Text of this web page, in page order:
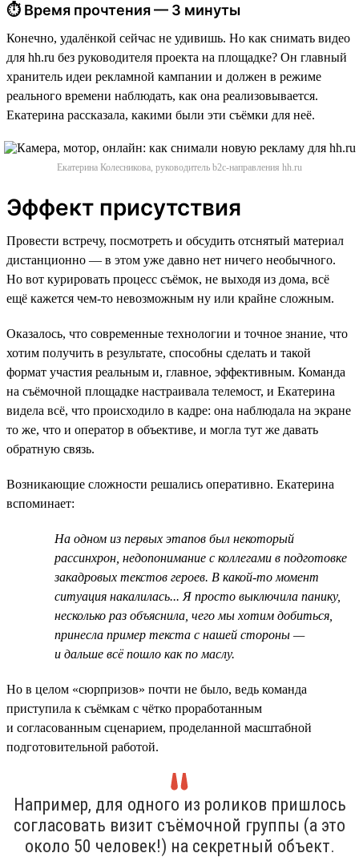
⏱ Время прочтения — 3 минуты
Конечно, удалёнкой сейчас не удивишь. Но как снимать видео
для hh.ru без руководителя проекта на площадке? Он главный
хранитель идеи рекламной кампании и должен в режиме
реального времени наблюдать, как она реализовывается.
Екатерина рассказала, какими были эти съёмки для неё.
Екатерина Колесникова, руководитель b2c-направления hh.ru
Эффект присутствия
Провести встречу, посмотреть и обсудить отснятый материал
дистанционно — в этом уже давно нет ничего необычного.
Но вот курировать процесс съёмок, не выходя из дома, всё
ещё кажется чем-то невозможным ну или крайне сложным.
Оказалось, что современные технологии и точное знание, что
хотим получить в результате, способны сделать и такой
формат участия реальным и, главное, эффективным. Команда
на съёмочной площадке настраивала телемост, и Екатерина
видела всё, что происходило в кадре: она наблюдала на экране
то же, что и оператор в объективе, и могла тут же давать
обратную связь.
Возникающие сложности решались оперативно. Екатерина
вспоминает:
На одном из первых этапов был некоторый
рассинхрон, недопонимание с коллегами в подготовке
закадровых текстов героев. В какой-то момент
ситуация накалилась... Я просто выключила панику,
несколько раз объяснила, чего мы хотим добиться,
принесла пример текста с нашей стороны —
и дальше всё пошло как по маслу.
Но в целом «сюрпризов» почти не было, ведь команда
приступила к съёмкам с чётко проработанным
и согласованным сценарием, проделанной масштабной
подготовительной работой.
Например, для одного из роликов пришлось
согласовать визит съёмочной группы (а это
около 50 человек!) на секретный объект.